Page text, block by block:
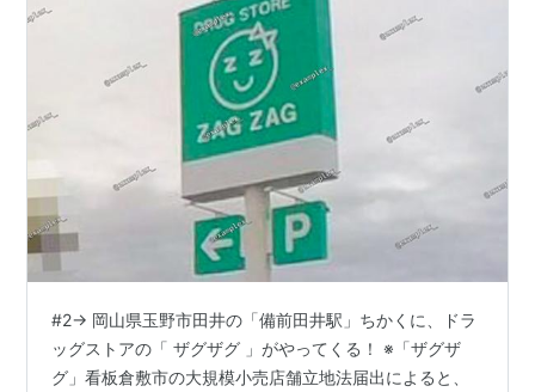
#2→ 岡山県玉野市田井の「備前田井駅」ちかくに、ドラ
ッグストアの「 ザグザグ 」がやってくる！ ※「ザグザ
グ」看板倉敷市の大規模小売店舗立地法届出によると、